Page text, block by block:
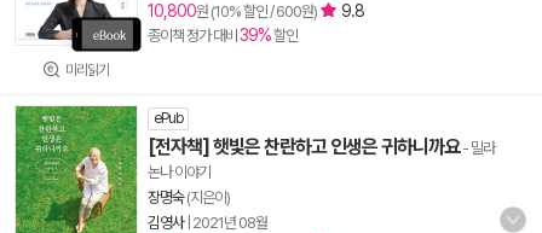
미리읽기
10,800원 (10% 할인 / 600원) 9.8
종이책 정가 대비 39%할인
ePub
[전자책] 햇빛은 찬란하고 인생은 귀하니까요- 밀라
논나 이야기
장명숙(지은이)
김영사| 2021년 08월